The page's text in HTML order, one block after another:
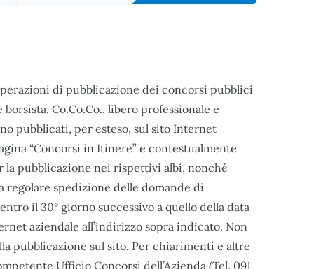
di pubblicazione dei concorsi pubblici
Co.Co.Co., libero professionale e
pubblicati, per esteso, sul sito Internet
“Concorsi in Itinere” e contestualmente
la pubblicazione nei rispettivi albi, nonché
regolare spedizione delle domande di
il 30° giorno successivo a quello della data
aziendale all’indirizzo sopra indicato. Non
pubblicazione sul sito. Per chiarimenti e altre
Ufficio Concorsi dell’Azienda (Tel. 091